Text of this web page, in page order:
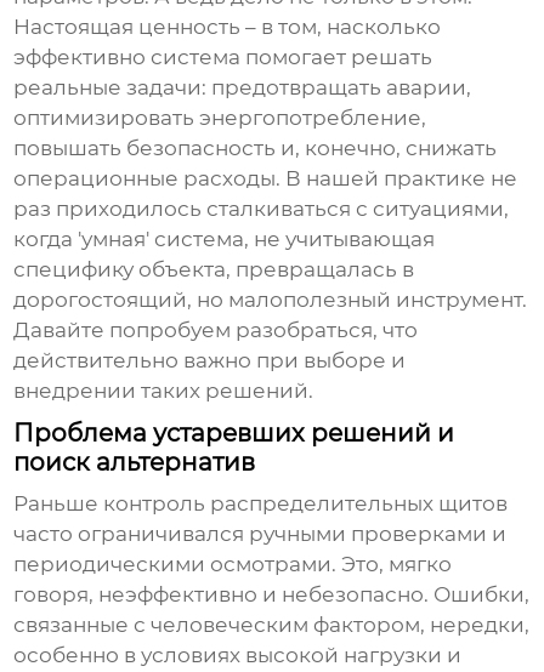
Настоящая ценность – в том, насколько
эффективно система помогает решать
реальные задачи: предотвращать аварии,
оптимизировать энергопотребление,
повышать безопасность и, конечно, снижать
операционные расходы. В нашей практике не
раз приходилось сталкиваться с ситуациями,
когда 'умная' система, не учитывающая
специфику объекта, превращалась в
дорогостоящий, но малополезный инструмент.
Давайте попробуем разобраться, что
действительно важно при выборе и
внедрении таких решений.
Проблема устаревших решений и
поиск альтернатив
Раньше контроль распределительных щитов
часто ограничивался ручными проверками и
периодическими осмотрами. Это, мягко
говоря, неэффективно и небезопасно. Ошибки,
связанные с человеческим фактором, нередки,
особенно в условиях высокой нагрузки и